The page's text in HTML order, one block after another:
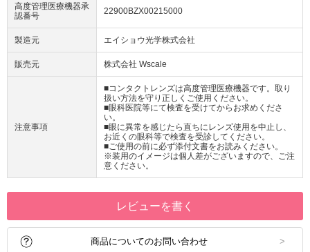
高度管理医療機器承
認番号
22900BZX00215000
製造元 エイショウ光学株式会社
販売元 株式会社 Wscale
注意事項
■コンタクトレンズは高度管理医療機器です。取り
扱い方法を守り正しくご使用ください。
■眼科医院等にて検査を受けてからお求めくださ
い。
■眼に異常を感じたら直ちにレンズ使用を中止し、
お近くの眼科等で検査を受診してください。
■ご使用の前に必ず添付文書をお読みください。
※装用のイメージは個人差がございますので、ご注
意ください。
レビューを書く
商品についてのお問い合わせ